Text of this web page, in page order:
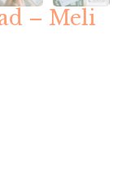
– Meli